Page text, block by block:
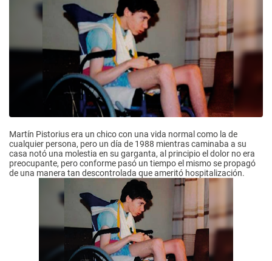
Martín Pistorius era un chico con una vida normal como la de
cualquier persona, pero un día de 1988 mientras caminaba a su
casa notó una molestia en su garganta, al principio el dolor no era
preocupante, pero conforme pasó un tiempo el mismo se propagó
de una manera tan descontrolada que ameritó hospitalización.